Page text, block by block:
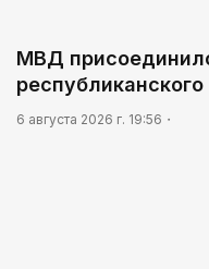
МВД
6 августа 2026 г. 19:56